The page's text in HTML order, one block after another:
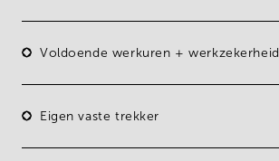
Voldoende werkuren + werkzekerheid
Eigen vaste trekker